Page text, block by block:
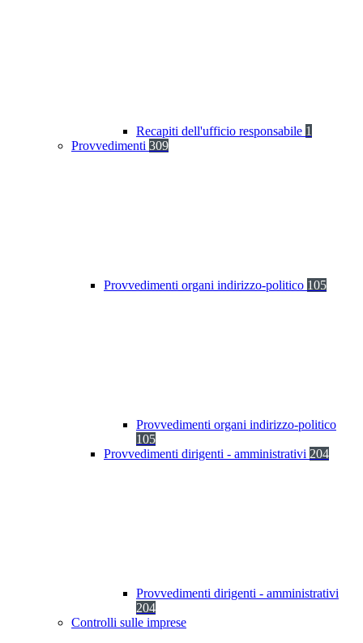
Recapiti dell'ufficio responsabile 1
Provvedimenti 309
Provvedimenti organi indirizzo-politico 105
Provvedimenti organi indirizzo-politico
105
Provvedimenti dirigenti - amministrativi 204
Provvedimenti dirigenti - amministrativi
204
Controlli sulle imprese